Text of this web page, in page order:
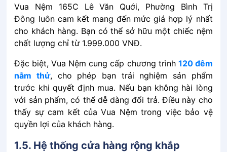
Vua Nệm 165C Lê Văn Quới, Phường Bình Trị
Đông luôn͏͏ cam͏͏ kết͏͏ mang͏͏ đến͏͏ mức͏͏ giá͏͏ hợp͏͏ lý͏͏ nhất͏͏
cho͏͏ khách͏͏ hàng.͏͏ Bạn͏͏ có͏͏ thể͏͏ sở͏͏ hữu͏͏ một͏͏ chiếc͏͏ nệm͏͏
chất͏͏ lượng͏͏ chỉ͏͏ từ͏͏ 1.999.000͏͏ VNĐ.͏͏
Đặc͏͏ biệt,͏͏ Vua͏͏ Nệm͏͏ cung͏͏ cấp͏͏ chương͏͏ trình͏͏ 120͏͏ đêm͏͏
nằm thử͏͏,͏͏ cho͏͏ phép͏͏ bạn͏͏ trải͏͏ nghiệm͏͏ sản͏͏ phẩm͏͏
trước͏͏ khi͏͏ quyết͏͏ định͏͏ mua.͏͏ Nếu͏͏ bạn͏͏ không͏͏ hài͏͏ lòng͏͏
với͏͏ sản͏͏ phẩm,͏͏ có͏͏ thể͏͏ dễ͏͏ dàng͏͏ đổi͏͏ trả. Điều͏͏ này͏͏ cho͏͏
thấy͏͏ sự͏͏ cam͏͏ kết͏͏ của͏͏ Vua͏͏ Nệm͏͏ trong͏͏ việc͏͏ bảo͏͏ vệ͏͏
quyền͏͏ lợi͏͏ của͏͏ khách͏͏ hàng.
1.5. Hệ͏͏ thống͏͏ cửa͏͏ hàng͏͏ rộng͏͏ khắp